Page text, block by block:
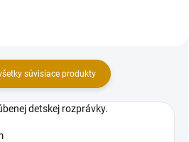
súvisiace produkty
detskej rozprávky.